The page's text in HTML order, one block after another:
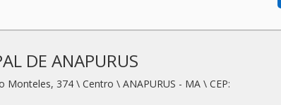
DE ANAPURUS
Monteles, 374 \ Centro \ ANAPURUS - MA \ CEP: